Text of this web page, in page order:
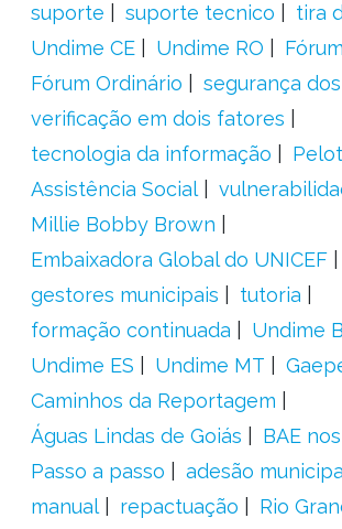
suporte
suporte tecnico
tira
Undime CE
Undime RO
Fórum Ordinário
segurança
verificação em dois fatores
tecnologia da informação
Assistência Social
Millie Bobby Brown
Embaixadora Global do UNICEF
gestores municipais
tutoria
formação continuada
Undime
Undime ES
Undime MT
Caminhos da Reportagem
Águas Lindas de Goiás
BAE
Passo a passo
adesão
manual
repactuação
Rio